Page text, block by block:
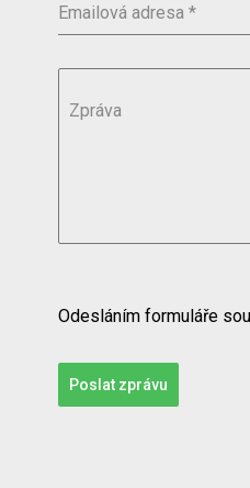
Emailová adresa *
Zpráva
Odesláním formuláře
Poslat zprávu